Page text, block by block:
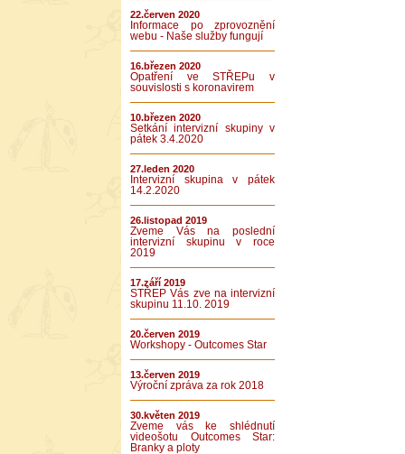
22.červen 2020
Informace po zprovoznění
webu - Naše služby fungují
16.březen 2020
Opatření ve STŘEPu v
souvislosti s koronavirem
10.březen 2020
Setkání intervizní skupiny v
pátek 3.4.2020
27.leden 2020
Intervizní skupina v pátek
14.2.2020
26.listopad 2019
Zveme Vás na poslední
intervizní skupinu v roce
2019
17.září 2019
STŘEP Vás zve na intervizní
skupinu 11.10. 2019
20.červen 2019
Workshopy - Outcomes Star
13.červen 2019
Výroční zpráva za rok 2018
30.květen 2019
Zveme vás ke shlédnutí
videošotu Outcomes Star:
Branky a ploty